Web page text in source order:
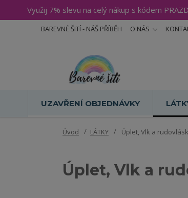
Využij 7% slevu na celý nákup s kódem
BAREVNÉ ŠITÍ - NÁŠ PŘÍBĚH O NÁS
UZAVŘENÍ OBJEDNÁVKY
Úvod LÁTKY Úplet, Vlk a
Úplet, Vlk a